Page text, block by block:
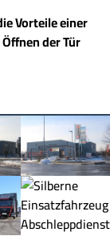
Vorteile einer
der Tür